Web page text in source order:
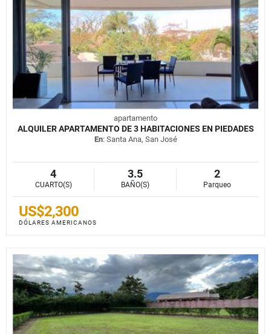
apartamento
ALQUILER APARTAMENTO DE 3 HABITACIONES EN PIEDADES
En: Santa Ana, San José
4
CUARTO(S)
3.5
BAÑO(S)
2
Parqueo
US$2,300
DÓLARES AMERICANOS